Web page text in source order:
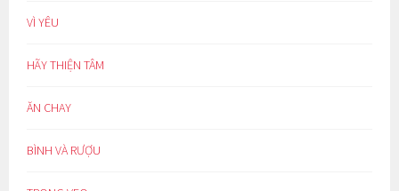
VÌ YÊU
HÃY THIỆN TÂM
ĂN CHAY
BÌNH VÀ RƯỢU